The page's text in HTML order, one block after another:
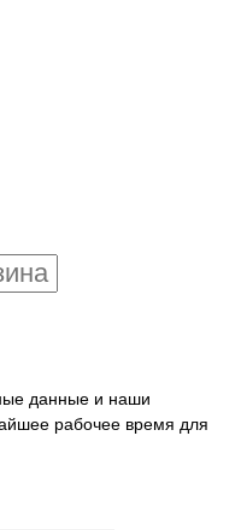
данные и наши
рабочее время для